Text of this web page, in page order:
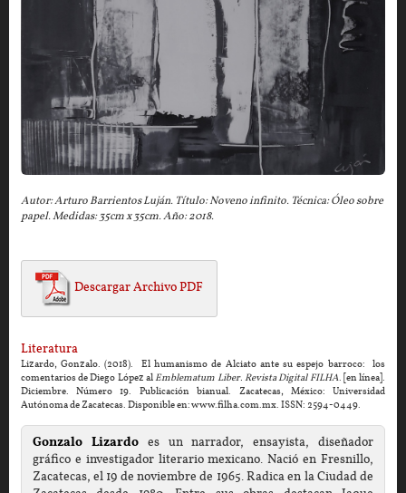
Autor: Arturo Barrientos Luján. Título: Noveno infinito. Técnica: Óleo sobre
papel. Medidas: 35cm x 35cm. Año: 2018.
Descargar Archivo PDF
Literatura
Lizardo, Gonzalo. (2018). El humanismo de Alciato ante su espejo barroco: los
comentarios de Diego López al Emblematum Liber. Revista Digital FILHA . [en línea].
Diciembre. Número 19. Publicación bianual. Zacatecas, México: Universidad
Autónoma de Zacatecas. Disponible en: www.filha.com.mx. ISSN: 2594-0449.
Gonzalo Lizardoes un narrador, ensayista, diseñador
gráfico e investigador literario mexicano. Nació en Fresnillo,
Zacatecas, el 19 de noviembre de 1965. Radica en la Ciudad de